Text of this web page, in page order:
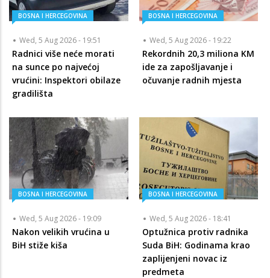
BOSNA I HERCEGOVINA
Wed, 5 Aug 2026 - 19:51
Radnici više neće morati
na sunce po najvećoj
vrućini: Inspektori obilaze
gradilišta
BOSNA I HERCEGOVINA
Wed, 5 Aug 2026 - 19:22
Rekordnih 20,3 miliona KM
ide za zapošljavanje i
očuvanje radnih mjesta
BOSNA I HERCEGOVINA
Wed, 5 Aug 2026 - 19:09
Nakon velikih vrućina u
BiH stiže kiša
BOSNA I HERCEGOVINA
Wed, 5 Aug 2026 - 18:41
Optužnica protiv radnika
Suda BiH: Godinama krao
zaplijenjeni novac iz
predmeta